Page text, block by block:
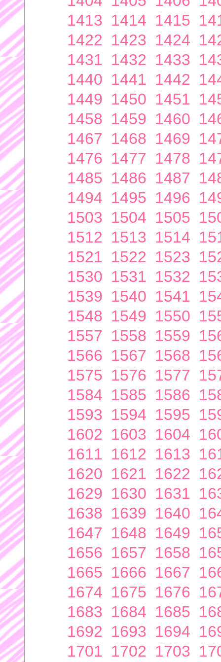
1413 1414 1415
1422 1423 1424
1431 1432 1433
1440 1441 1442
1449 1450 1451
1458 1459 1460
1467 1468 1469
1476 1477 1478
1485 1486 1487
1494 1495 1496
1503 1504 1505
1512 1513 1514
1521 1522 1523
1530 1531 1532
1539 1540 1541
1548 1549 1550
1557 1558 1559
1566 1567 1568
1575 1576 1577
1584 1585 1586
1593 1594 1595
1602 1603 1604
1611 1612 1613
1620 1621 1622
1629 1630 1631
1638 1639 1640
1647 1648 1649
1656 1657 1658
1665 1666 1667
1674 1675 1676
1683 1684 1685
1692 1693 1694
1701 1702 1703